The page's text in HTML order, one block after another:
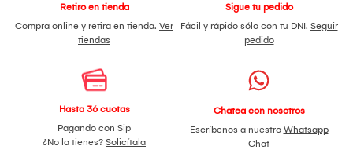
Retiro en tienda
Compra online y retira en tienda. Ver
tiendas
Sigue tu pedido
Fácil y rápido sólo con tu DNI. Seguir
pedido
Hasta 36 cuotas
Pagando con Sip
¿No la tienes? Solicítala
Chatea con nosotros
Escríbenos a nuestro Whatsapp
Chat